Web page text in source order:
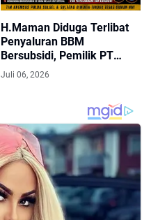
H.Maman Diduga Terlibat
Penyaluran BBM
Bersubsidi, Pemilik PT
Harmony Solusi Energi
Juli 06, 2026